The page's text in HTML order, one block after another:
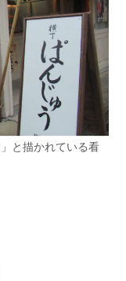
と描かれている看